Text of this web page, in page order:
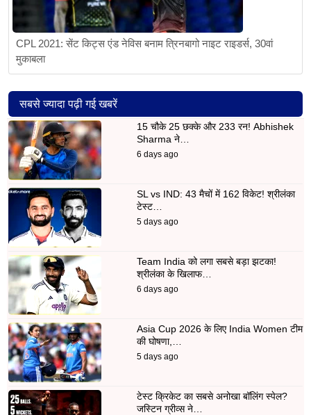
CPL 2021: सेंट किट्स एंड नेविस बनाम त्रिनबागो नाइट राइडर्स, 30वां
मुकाबला
सबसे ज्यादा पढ़ी गई खबरें
15 चौके 25 छक्के और 233 रन! Abhishek
Sharma ने…
6 days ago
SL vs IND: 43 मैचों में 162 विकेट! श्रीलंका
टेस्ट…
5 days ago
Team India को लगा सबसे बड़ा झटका!
श्रीलंका के खिलाफ…
6 days ago
Asia Cup 2026 के लिए India Women टीम
की घोषणा,…
5 days ago
टेस्ट क्रिकेट का सबसे अनोखा बॉलिंग स्पेल?
जस्टिन ग्रीव्स ने…